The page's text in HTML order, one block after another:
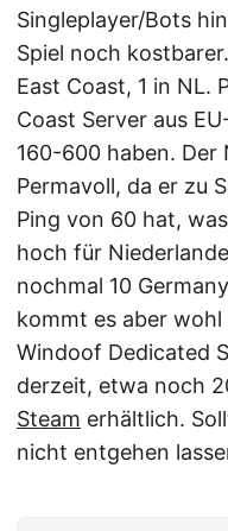
Singleplayer/Bots
Spiel noch
East Coast, 1 in NL.
Coast Server aus
160-600 haben. Der
Permavoll, da er zu
Ping von 60 hat,
hoch für
nochmal 10
kommt es aber
Windoof Dedicated
derzeit, etwa noch
Steam erhältlich.
nicht entgehen